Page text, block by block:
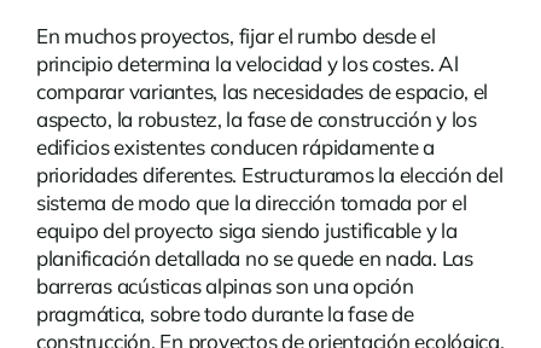
En muchos proyectos, fijar el rumbo desde el
principio determina la velocidad y los costes. Al
comparar variantes, las necesidades de espacio, el
aspecto, la robustez, la fase de construcción y los
edificios existentes conducen rápidamente a
prioridades diferentes. Estructuramos la elección del
sistema de modo que la dirección tomada por el
equipo del proyecto siga siendo justificable y la
planificación detallada no se quede en nada. Las
barreras acústicas alpinasson una opción
pragmática, sobre todo durante la fase de
construcción. En proyectos de orientación ecológica,